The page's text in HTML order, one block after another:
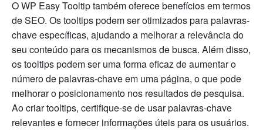
O WP Easy Tooltip também oferece benefícios em termos
de SEO. Os tooltips podem ser otimizados para palavras-
chave específicas, ajudando a melhorar a relevância do
seu conteúdo para os mecanismos de busca. Além disso,
os tooltips podem ser uma forma eficaz de aumentar o
número de palavras-chave em uma página, o que pode
melhorar o posicionamento nos resultados de pesquisa.
Ao criar tooltips, certifique-se de usar palavras-chave
relevantes e fornecer informações úteis para os usuários.